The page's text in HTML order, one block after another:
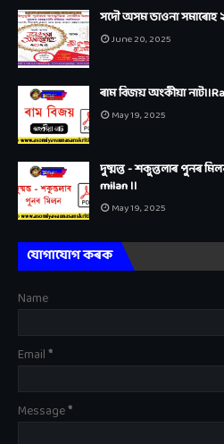
সদৌ অসম ভাওনা‌ সমাৰোহ
June 20, 2025
ৰাম বিজয় অংকীয়া
May 19, 2025
দুষ্মন্ত - শকুন্তলাৰ পুনৰ
milan ।।
May 19, 2025
যোগাযোগ কৰক
Name
Email*
Message*